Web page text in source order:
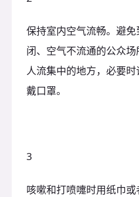
保持室内空气流畅。避免
闭、空气不流通的公众场
人流集中的地方，必要时
戴口罩。
3
咳嗽和打喷嚏时用纸巾或